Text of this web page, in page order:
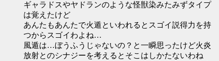
ギャラドスやヤドランのような怪獣染みたみずタイプ
は覚えたけど
あんたもあんたで火遁といわれるとスゴイ説得力を持
つからスゴイわよね…
風遁は…ぼうふうじゃないの？と一瞬思ったけど火炎
放射とのシナジーを考えるとそこはしかたないわね